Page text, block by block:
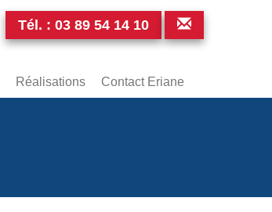
Tél. : 03 89 54 14 10
Réalisations Contact Eriane